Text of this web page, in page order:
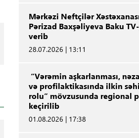
Mərkəzi Neftçilər
Pərizad Baxşəliyeva Baku
verib
28.07.2026 | 13:11
“Vərəmin aşkarlanması,
və profilaktikasında ilkin
rolu” mövzusunda regional
keçirilib
01.08.2026 | 17:38